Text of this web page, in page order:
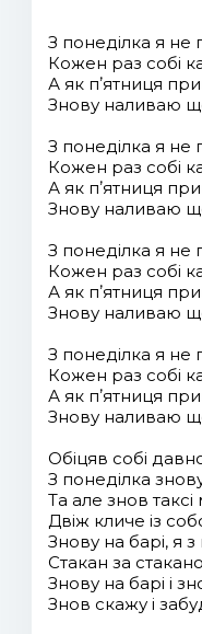
З понеділка я не
Кожен раз собі
А як пʼятниця
Знову наливаю
З понеділка я не
Кожен раз собі
А як пʼятниця
Знову наливаю
З понеділка я не
Кожен раз собі
А як пʼятниця
Знову наливаю
З понеділка я не
Кожен раз собі
А як пʼятниця
Знову наливаю
Обіцяв собі
З понеділка
Та але знов
Двіж кличе із
Знову на барі, я
Стакан за
Знову на барі і
Знов скажу і